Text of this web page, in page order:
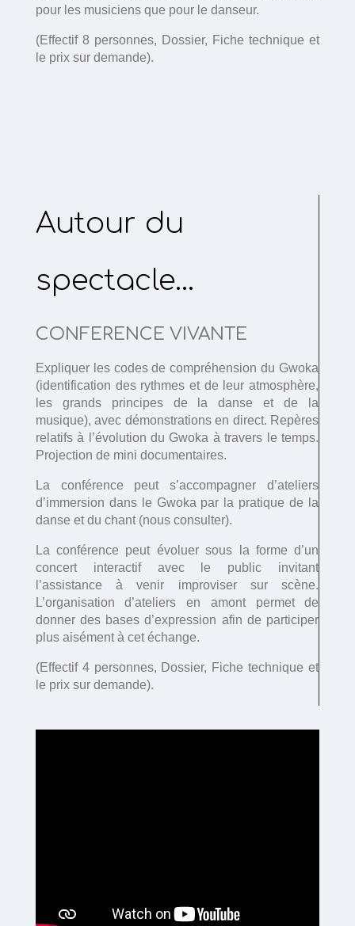
pour les musiciens que pour le danseur.
(Effectif 8 personnes, Dossier, Fiche technique et
le prix sur demande).
Autour du
spectacle…
CONFERENCE VIVANTE
Expliquer les codes de compréhension du Gwoka
(identification des rythmes et de leur atmosphère,
les grands principes de la danse et de la
musique), avec démonstrations en direct. Repères
relatifs à l’évolution du Gwoka à travers le temps.
Projection de mini documentaires.
La conférence peut s’accompagner d’ateliers
d’immersion dans le Gwoka par la pratique de la
danse et du chant (nous consulter).
La conférence peut évoluer sous la forme d’un
concert interactif avec le public invitant
l’assistance à venir improviser sur scène.
L’organisation d’ateliers en amont permet de
donner des bases d’expression afin de participer
plus aisément à cet échange.
(Effectif 4 personnes, Dossier, Fiche technique et
le prix sur demande).